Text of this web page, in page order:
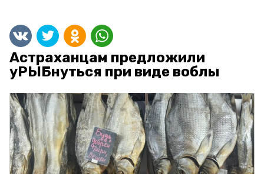
Астраханцам предложили
уРЫБнуться при виде воблы